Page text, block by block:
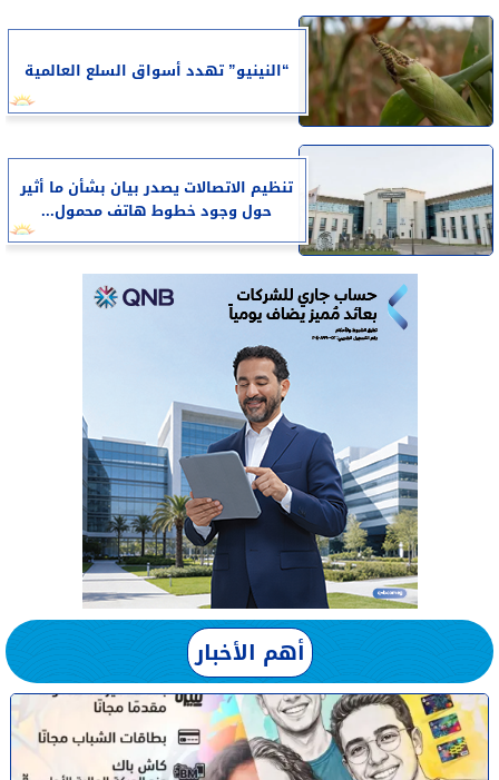
“النينيو” تهدد أسواق السلع العالمية
تنظيم الاتصالات يصدر بيان بشأن ما أثير
حول وجود خطوط هاتف محمول...
أهم الأخبار